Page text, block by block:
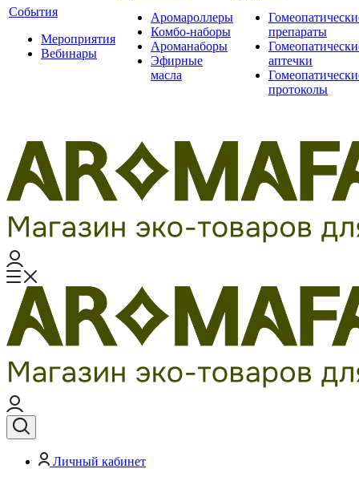
События
Мероприятия
Вебинары
Аромароллеры
Комбо-наборы
Ароманаборы
Эфирные
масла
препараты
аптечки
протоколы
Личный кабинет